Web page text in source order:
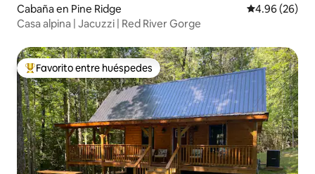
Cabaña en Pine Ridge Calificación
4.96 (26)
Casa alpina | Jacuzzi | Red River Gorge
Favorito entre huéspedes preferido
Favorito entre huéspedes